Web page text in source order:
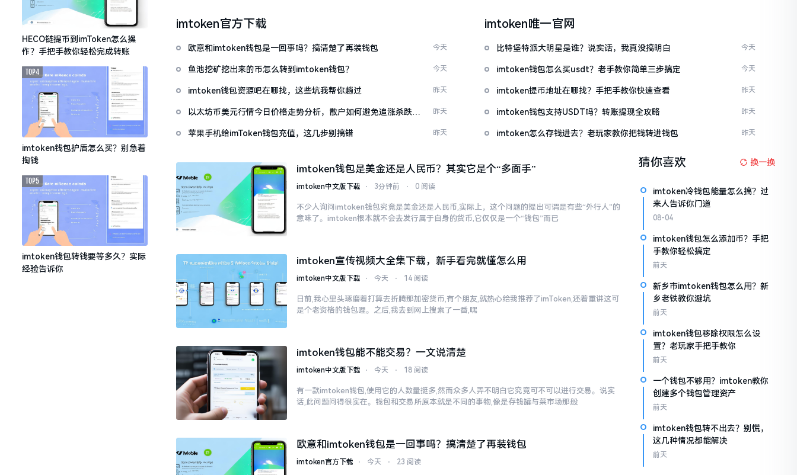
HECO链提币到imToken怎么操
作？手把手教你轻松完成转账
imtoken钱包护盾怎么买？别急着
掏钱
TOP4
imtoken钱包转钱要等多久？实际
经验告诉你
TOP5
imtoken官方下载
欧意和imtoken钱包是一回事吗？搞清楚了再装钱包 今天
鱼池挖矿挖出来的币怎么转到imtoken钱包？ 今天
imtoken钱包资源吧在哪找，这些坑我帮你趟过 昨天
以太坊币美元行情今日价格走势分析，散户如何避免追涨杀跌被
昨天
苹果手机给imToken钱包充值，这几步别搞错 昨天
imtoken唯一官网
比特堡特派大明星是谁？说实话，我真没搞明白 今天
imtoken钱包怎么买usdt？老手教你简单三步搞定 今天
imtoken提币地址在哪找？手把手教你快速查看 昨天
imtoken钱包支持USDT吗？转账提现全攻略 昨天
imtoken怎么存钱进去？老玩家教你把钱转进钱包 昨天
imtoken钱包是美金还是人民币？其实它是个“多面手”
imtoken中文版下载 ⋅ 3分钟前 ⋅ 0 阅读
不少人询问imtoken钱包究竟是美金还是人民币,实际上，这个问题的提出可谓是有些“外行人”的
意味了。imtoken根本就不会去发行属于自身的货币,它仅仅是一个“钱包”而已
imtoken宣传视频大全集下载，新手看完就懂怎么用
imtoken中文版下载 ⋅ 今天 ⋅ 14 阅读
日前,我心里头琢磨着打算去折腾那加密货币,有个朋友,就热心给我推荐了imToken,还着重讲这可
是个老资格的钱包哩。之后,我去到网上搜索了一番,嘿
imtoken钱包能不能交易？一文说清楚
imtoken中文版下载 ⋅ 今天 ⋅ 18 阅读
有一款imtoken钱包,使用它的人数量挺多,然而众多人弄不明白它究竟可不可以进行交易。说实
话,此问题问得很实在。钱包和交易所原本就是不同的事物,像是存钱罐与菜市场那般
欧意和imtoken钱包是一回事吗？搞清楚了再装钱包
imtoken官方下载 ⋅ 今天 ⋅ 23 阅读
猜你喜欢 换一换
imtoken冷钱包能量怎么搞？过
来人告诉你门道
08-04
imtoken钱包怎么添加币？手把
手教你轻松搞定
前天
新乡市imtoken钱包怎么用？新
乡老铁教你避坑
前天
imtoken钱包移除权限怎么设
置？老玩家手把手教你
前天
一个钱包不够用？imtoken教你
创建多个钱包管理资产
前天
imtoken钱包转不出去？别慌，
这几种情况都能解决
前天